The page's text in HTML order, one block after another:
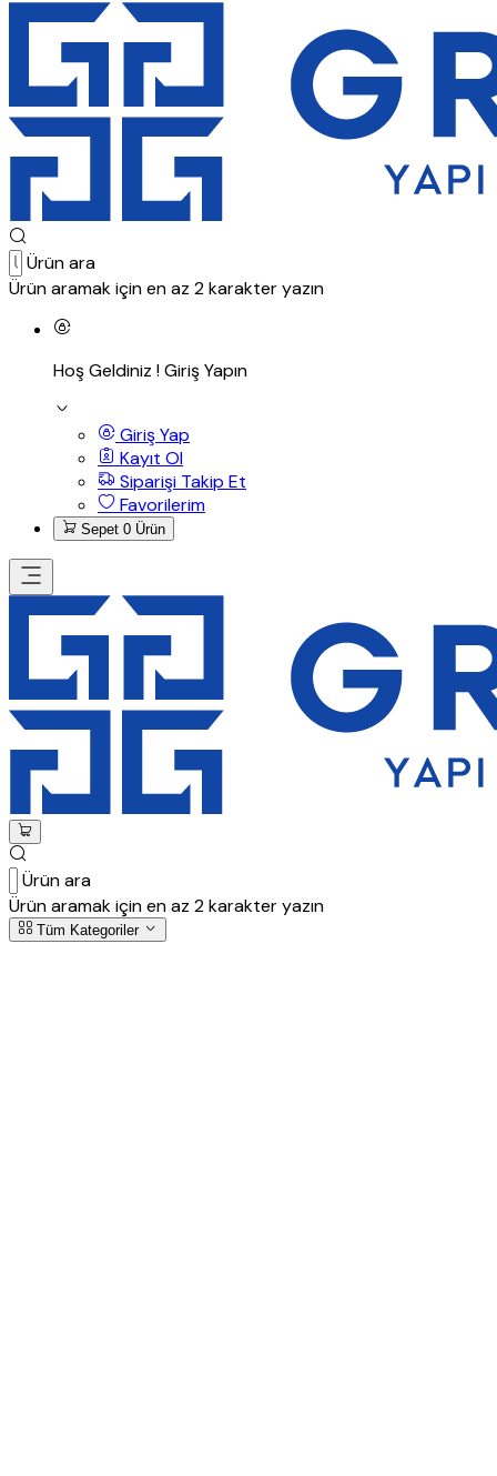
Ürün ara
Ürün aramak için en az 2 karakter yazın
Hoş Geldiniz !Giriş Yapın
Giriş Yap
Kayıt Ol
Siparişi Takip Et
Favorilerim
Sepet 0 Ürün
Ürün ara
Ürün aramak için en az 2 karakter yazın
Tüm Kategoriler